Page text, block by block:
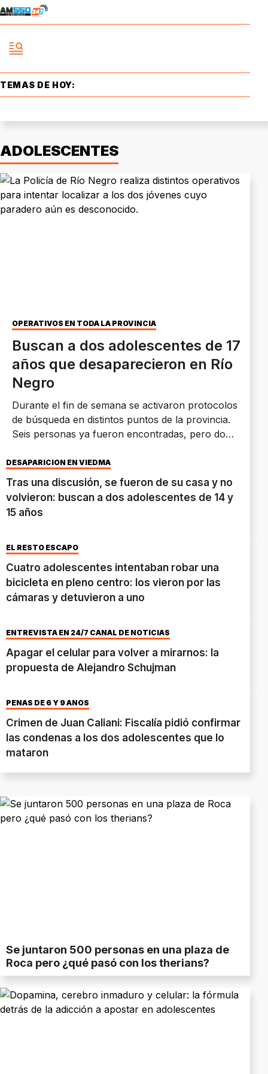
TEMAS DE HOY:
ADOLESCENTES
OPERATIVOS EN TODA LA PROVINCIA
Buscan a dos adolescentes de 17
años que desaparecieron en Río
Negro
Durante el fin de semana se activaron protocolos
de búsqueda en distintos puntos de la provincia.
Seis personas ya fueron encontradas, pero dos
intensamente buscados.
DESAPARICIÓN EN VIEDMA
Tras una discusión, se fueron de su casa y no
volvieron: buscan a dos adolescentes de 14 y
15 años
EL RESTO ESCAPÓ
Cuatro adolescentes intentaban robar una
bicicleta en pleno centro: los vieron por las
cámaras y detuvieron a uno
ENTREVISTA EN 24/7 CANAL DE NOTICIAS
Apagar el celular para volver a mirarnos: la
propuesta de Alejandro Schujman
PENAS DE 6 Y 9 AÑOS
Crimen de Juan Caliani: Fiscalía pidió confirmar
las condenas a los dos adolescentes que lo
mataron
Se juntaron 500 personas en una plaza de
Roca pero ¿qué pasó con los therians?